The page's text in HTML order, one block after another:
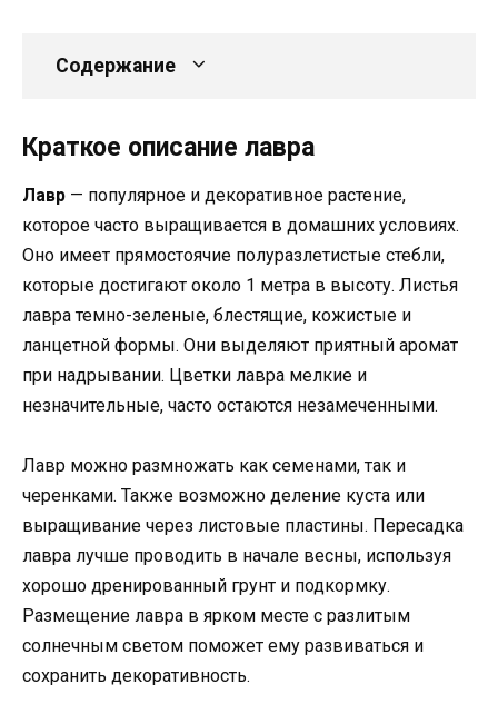
Содержание
Краткое описание лавра
Лавр — популярное и декоративное растение,
которое часто выращивается в домашних условиях.
Оно имеет прямостоячие полуразлетистые стебли,
которые достигают около 1 метра в высоту. Листья
лавра темно-зеленые, блестящие, кожистые и
ланцетной формы. Они выделяют приятный аромат
при надрывании. Цветки лавра мелкие и
незначительные, часто остаются незамеченными.
Лавр можно размножать как семенами, так и
черенками. Также возможно деление куста или
выращивание через листовые пластины. Пересадка
лавра лучше проводить в начале весны, используя
хорошо дренированный грунт и подкормку.
Размещение лавра в ярком месте с разлитым
солнечным светом поможет ему развиваться и
сохранить декоративность.